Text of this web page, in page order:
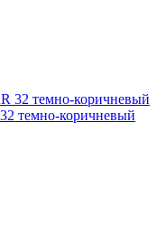
темно-коричневый